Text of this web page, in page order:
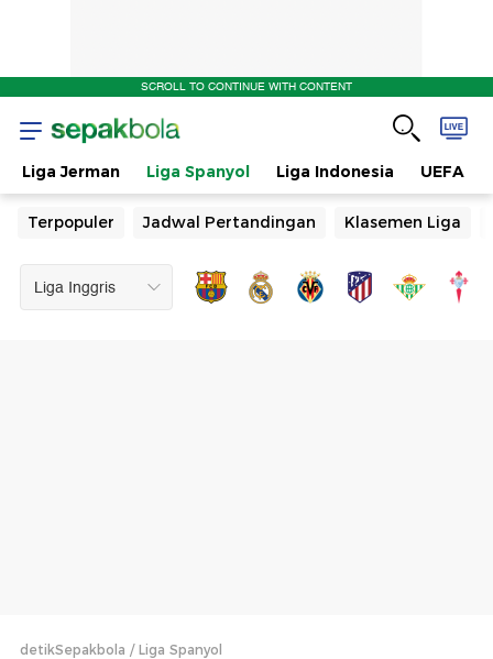
SCROLL TO CONTINUE WITH CONTENT
Liga Jerman Liga Spanyol Liga Indonesia UEFA
Terpopuler Jadwal Pertandingan Klasemen Liga
detikSepakbola Liga Spanyol